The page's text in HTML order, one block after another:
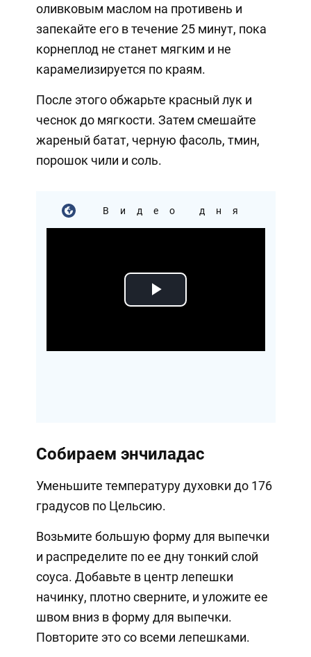
оливковым маслом на противень и
запекайте его в течение 25 минут, пока
корнеплод не станет мягким и не
карамелизируется по краям.
После этого обжарьте красный лук и
чеснок до мягкости. Затем смешайте
жареный батат, черную фасоль, тмин,
порошок чили и соль.
Видео дня
Play
Собираем энчиладас
Уменьшите температуру духовки до 176
градусов по Цельсию.
Возьмите большую форму для выпечки
и распределите по ее дну тонкий слой
соуса. Добавьте в центр лепешки
начинку, плотно сверните, и уложите ее
швом вниз в форму для выпечки.
Повторите это со всеми лепешками.